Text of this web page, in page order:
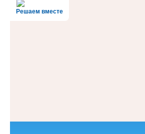
Решаем вместе